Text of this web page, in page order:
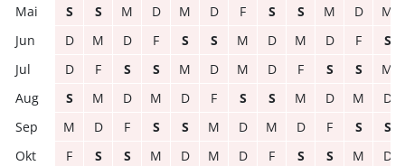
S
S M D M D F S S M D
M
D
M D F S S M D M D F
S
D
F S S M D M D F S S
M
S
M D M D F S S M D M
D
M
D F S S M D M D F S
S
F
S S M D M D F S S M
D